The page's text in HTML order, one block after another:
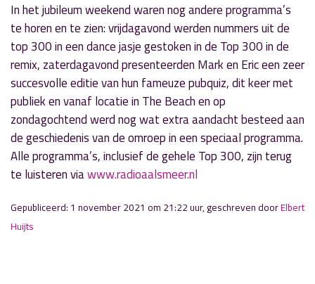
In het jubileum weekend waren nog andere programma’s
te horen en te zien: vrijdagavond werden nummers uit de
top 300 in een dance jasje gestoken in de Top 300 in de
remix, zaterdagavond presenteerden Mark en Eric een zeer
succesvolle editie van hun fameuze pubquiz, dit keer met
publiek en vanaf locatie in The Beach en op
zondagochtend werd nog wat extra aandacht besteed aan
de geschiedenis van de omroep in een speciaal programma.
Alle programma’s, inclusief de gehele Top 300, zijn terug
te luisteren viawww.radioaalsmeer.nl
Gepubliceerd: 1 november 2021 om 21:22 uur, geschreven doorElbert
Huijts